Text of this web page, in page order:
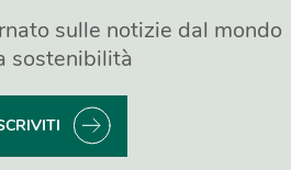
sulle notizie dal mondo
sostenibilità